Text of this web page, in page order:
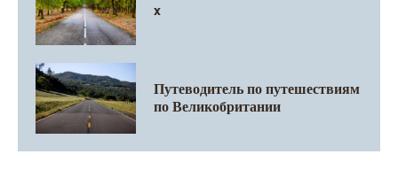
x
Путеводитель по путешествиям
по Великобритании